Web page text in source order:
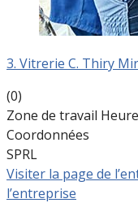
3. Vitrerie C. Thiry
(0)
Zone de travail
Coordonnées
SPRL
Visiter la page de
l’entreprise